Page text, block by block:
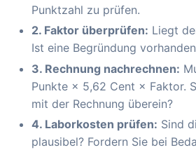
Punktzahl zu prüfen.
2. Faktor überprüfen: Liegt
Ist eine Begründung
3. Rechnung nachrechnen:
Punkte × 5,62 Cent × Faktor.
mit der Rechnung überein?
4. Laborkosten prüfen: Sind
plausibel? Fordern Sie bei